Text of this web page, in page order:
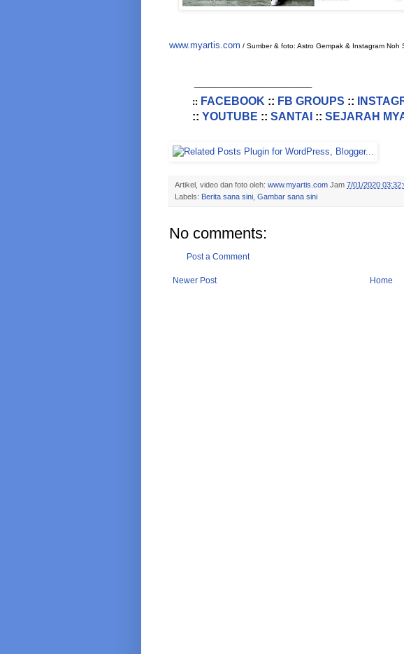
www.myartis.com / Sumber & foto: Astro Gempak & Instagram Noh
:: FACEBOOK :: FB GROUPS ::
:: YOUTUBE :: SANTAI :: SEJARAH
Artikel, video dan foto oleh: www.myartis.com Jam 7/01/2020
Labels: Berita sana sini Gambar sana sini
No comments:
Post a Comment
Newer Post Home